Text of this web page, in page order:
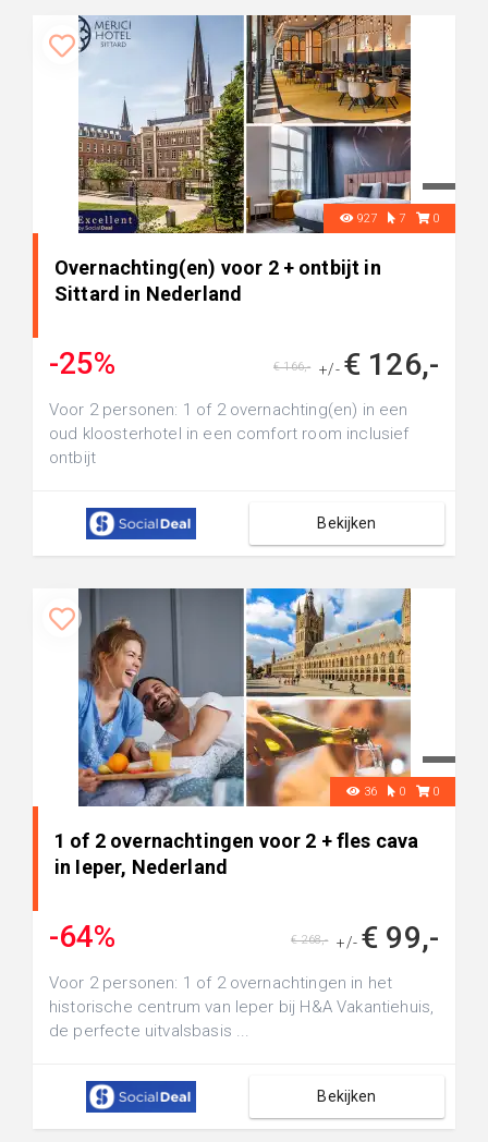
927 7 0
Overnachting(en) voor 2 + ontbijt in
Sittard in Nederland
-25% +/- € 126,-
€ 166,-
Voor 2 personen: 1 of 2 overnachting(en) in een
oud kloosterhotel in een comfort room inclusief
ontbijt
Bekijken
36 0 0
1 of 2 overnachtingen voor 2 + fles cava
in Ieper, Nederland
-64% +/- € 99,-
€ 268,-
Voor 2 personen: 1 of 2 overnachtingen in het
historische centrum van Ieper bij H&A Vakantiehuis,
de perfecte uitvalsbasis ...
Bekijken